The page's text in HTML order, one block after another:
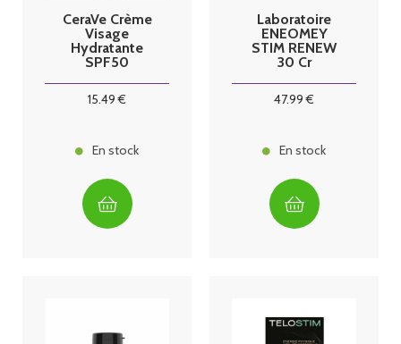
CeraVe Crème
Visage
Hydratante
SPF50
15.49 €
En stock
Laboratoire
ENEOMEY
STIM RENEW
30 Cr
47.99 €
En stock